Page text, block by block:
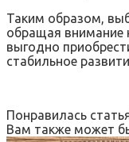
Таким образом,
обращая внимание
выгодно
стабильное
Понравилась
Вам также может